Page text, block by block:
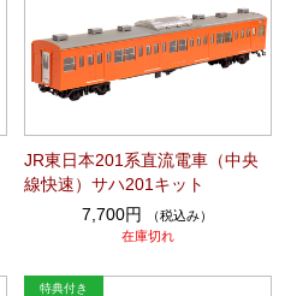
JR東日本201系直流電車（中央
線快速）サハ201キット
7,700円
（税込み）
在庫切れ